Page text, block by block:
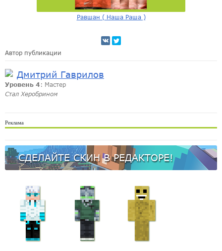
Равшан ( Наша Раша )
Автор публикации
Дмитрий Гаврилов
Уровень 4 : Мастер
Стал Херобрином
Реклама
СДЕЛАЙТЕ СКИН В РЕДАКТОРЕ!